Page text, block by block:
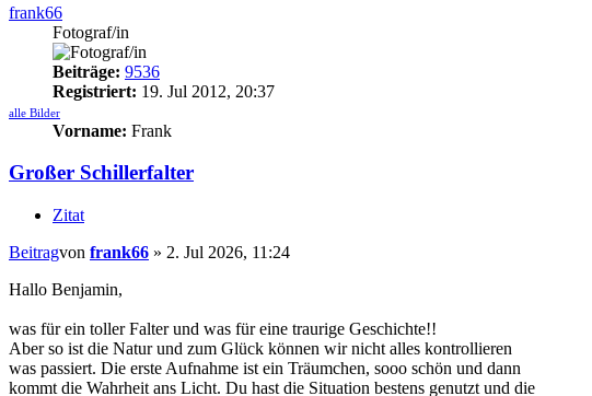
frank66
Fotograf/in
Beiträge: 9536
Registriert: 19. Jul 2012, 20:37
alle Bilder
Vorname: Frank
Großer Schillerfalter
Zitat
Beitragvon frank66 » 2. Jul 2026, 11:24
Hallo Benjamin,
was für ein toller Falter und was für eine traurige Geschichte!!
Aber so ist die Natur und zum Glück können wir nicht alles kontrollieren
was passiert. Die erste Aufnahme ist ein Träumchen, sooo schön und dann
kommt die Wahrheit ans Licht. Du hast die Situation bestens genutzt und die